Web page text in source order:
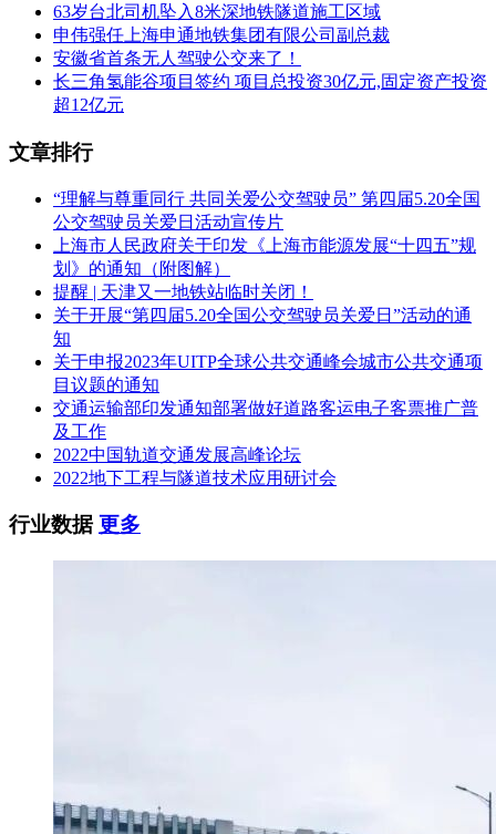
63岁台北司机坠入8米深地铁隧道施工区域
申伟强任上海申通地铁集团有限公司副总裁
安徽省首条无人驾驶公交来了！
长三角氢能谷项目签约 项目总投资30亿元,固定资产投资
超12亿元
文章排行
“理解与尊重同行 共同关爱公交驾驶员” 第四届5.20全国
公交驾驶员关爱日活动宣传片
上海市人民政府关于印发《上海市能源发展“十四五”规
划》的通知（附图解）
提醒 | 天津又一地铁站临时关闭！
关于开展“第四届5.20全国公交驾驶员关爱日”活动的通
知
关于申报2023年UITP全球公共交通峰会城市公共交通项
目议题的通知
交通运输部印发通知部署做好道路客运电子客票推广普
及工作
2022中国轨道交通发展高峰论坛
2022地下工程与隧道技术应用研讨会
行业数据更多